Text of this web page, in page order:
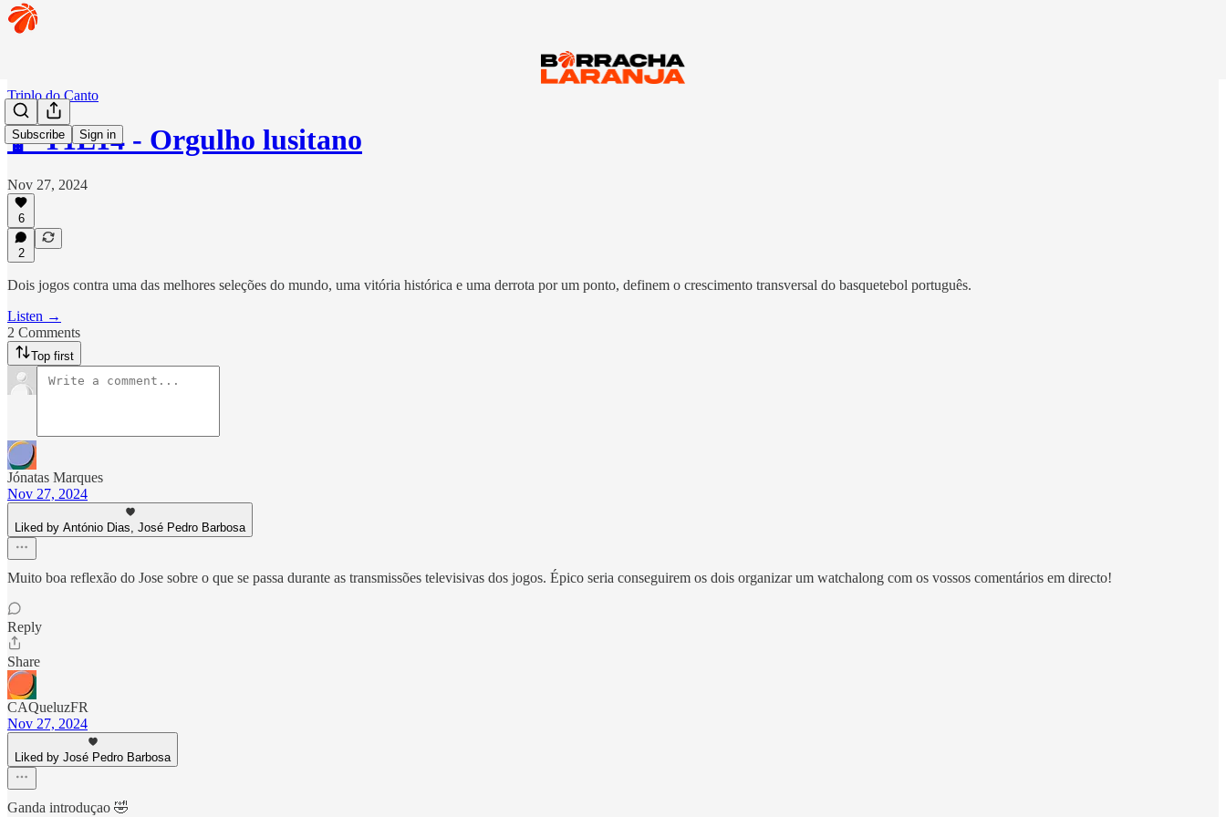
Subscribe Sign in
Triplo do Canto
🏀 T1E14 - Orgulho lusitano
Nov 27, 2024
6
2
Dois jogos contra uma das melhores seleções do mundo, uma vitória histórica e uma derrota por um ponto, definem o crescimento transversal do basquetebol português.
Listen →
2 Comments
Top first
Jónatas Marques
Nov 27, 2024
Liked by António Dias, José Pedro Barbosa
Muito boa reflexão do Jose sobre o que se passa durante as transmissões televisivas dos jogos. Épico seria conseguirem os dois organizar um watchalong com os vossos comentários em directo!
Reply
Share
CAQueluzFR
Nov 27, 2024
Liked by José Pedro Barbosa
Ganda introduçao 🤣